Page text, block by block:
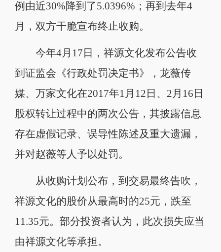
例由近30%降到了5.0396%；再到去年4
月，双方干脆宣布终止收购。
今年4月17日，祥源文化发布公告收
到证监会《行政处罚决定书》，龙薇传
媒、万家文化在2017年1月12日、2月16日
股权转让过程中的两次公告，其披露信息
存在虚假记录、误导性陈述及重大遗漏，
并对赵薇等人予以处罚。
从收购计划公布，到交易最终告吹，
祥源文化的股价从最高时的25元，跌至
11.35元。部分投资者认为，此次损失应当
由祥源文化等承担。